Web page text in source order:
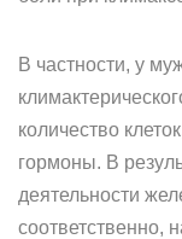
В частности, у
количество
гормоны. В
деятельности
соответственно,